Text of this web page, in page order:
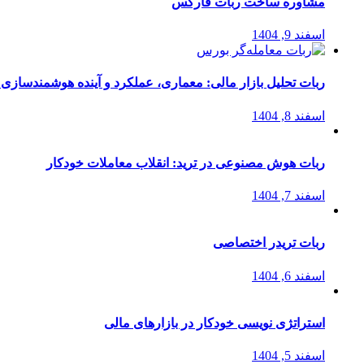
اسفند 9, 1404
ربات تحلیل بازار مالی: معماری، عملکرد و آینده
اسفند 8, 1404
ربات هوش مصنوعی در ترید: انقلاب معاملات خودکار
اسفند 7, 1404
ربات تریدر اختصاصی
اسفند 6, 1404
استراتژی‌ نویسی خودکار در بازارهای مالی
اسفند 5, 1404